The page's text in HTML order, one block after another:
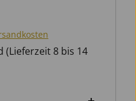
(Lieferzeit 8 bis 14